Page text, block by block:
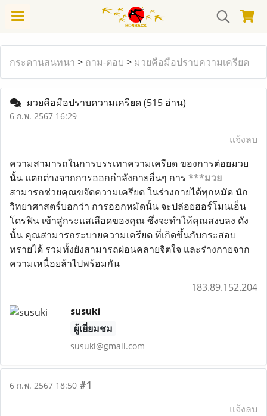
กระดานสนทนา > ถาม-ตอบ > มวยคือมือปราบความเครียด
มวยคือมือปราบความเครียด(515 อ่าน)
6 ก.พ. 2567 16:29
แจ้งลบ
ความสามารถในการบรรเทาความเครียด ของการต่อยมวย
นั้น แตกต่างจากการออกกำลังกายอื่นๆ การ ***มวย
สามารถช่วยคุณขจัดความเครียด ในร่างกายได้ทุกหมัด นัก
วิทยาศาสตร์บอกว่า การออกหมัดนั้น จะปล่อยฮอร์โมนเอ็น
โดรฟิน เข้าสู่กระแสเลือดของคุณ ซึ่งจะทำให้คุณสงบลง ดัง
นั้น คุณสามารถระบายความเครียด ที่เกิดขึ้นกับกระสอบ
ทรายได้ รวมทั้งยังสามารถผ่อนคลายจิตใจ และร่างกายจาก
ความเหนื่อยล้าไปพร้อมกัน
183.89.152.204
susuki
ผู้เยี่ยมชม
susuki@gmail.com
6 ก.พ. 2567 18:50 #1
แจ้งลบ